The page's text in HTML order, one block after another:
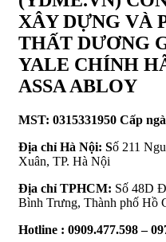
XÂY DỰNG VÀ
THẤT DƯƠNG
YALE CHÍNH
ASSA ABLOY
MST: 0315331950 Cấp
Địa chỉ Hà Nội: Số 211
Xuân, TP. Hà Nội
Địa chỉ TPHCM: Số 48D
Bình Trưng, Thành phố Hồ
Hotline : 0909.477.598 –